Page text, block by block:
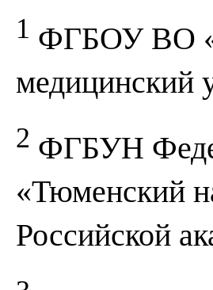
1 ФГБОУ ВО
медицинский
2 ФГБУН
«Тюменский
Российской